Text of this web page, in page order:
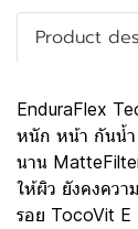
Product
EnduraFlex
หนัก หน้า กันน้
นาน
ให้ผิว ยังคงคว
รอย TocoVit E